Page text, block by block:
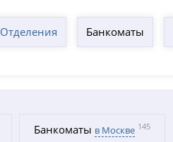
Отделения Банкоматы
Банкоматы в Москве 145